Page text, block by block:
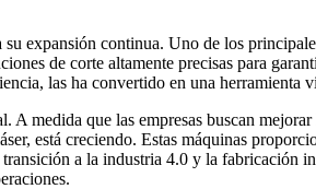
expansión continua. Uno de los
de corte altamente precisas para
las ha convertido en una herramienta
medida que las empresas buscan
está creciendo. Estas máquinas
a la industria 4.0 y la fabricación